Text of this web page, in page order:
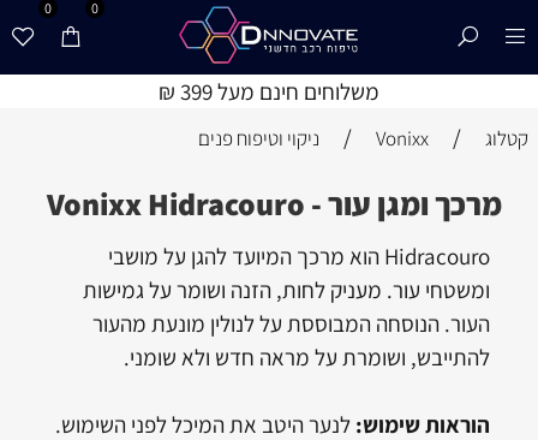
משלוחים חינם מעל 399 ₪
0 0
קטלוג /
Vonixx
/ ניקוי וטיפוח פנים
מרכך ומגן עור - Vonixx Hidracouro
Hidracouro הוא מרכך המיועד להגן על מושבי
ומשטחי עור. מעניק לחות, הזנה ושומר על גמישות
העור. הנוסחה המבוססת על לנולין מונעת מהעור
להתייבש, ושומרת על מראה חדש ולא שומני.
הוראות שימוש: לנער היטב את המיכל לפני השימוש.